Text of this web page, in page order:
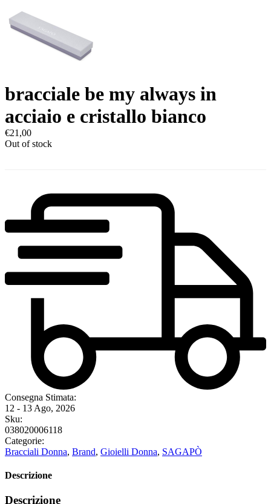
bracciale be my always in
acciaio e cristallo bianco
€21,00
Out of stock
Consegna Stimata:
12 - 13 Ago, 2026
Sku:
038020006118
Categorie:
Bracciali Donna, Brand, Gioielli Donna, SAGAPÒ
Descrizione
Descrizione